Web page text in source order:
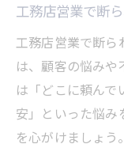
工務店営業で断
工務店営業で断ら
は、顧客の悩みや
は「どこに頼ん
安」といった悩み
を心がけましょ